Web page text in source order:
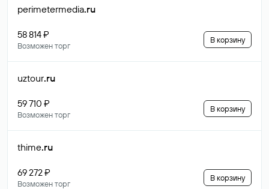
perimetermedia.ru
58 814 ₽
Возможен торг
В корзину
uztour.ru
59 710 ₽
Возможен торг
В корзину
thime.ru
69 272 ₽
Возможен торг
В корзину